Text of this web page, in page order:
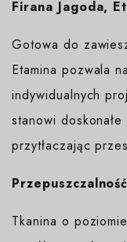
Firana Jagoda,
Gotowa do
Etamina pozwala
indywidualnych
stanowi
przytłaczając
Tkanina o